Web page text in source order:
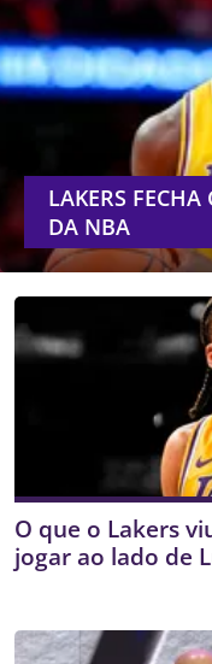
LAKERS
DA NBA
O que o Lakers
jogar ao lado de